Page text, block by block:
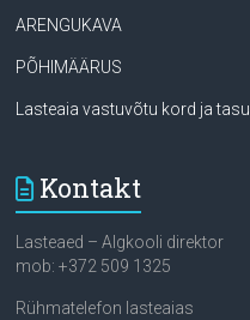
ARENGUKAVA
PÕHIMÄÄRUS
Lasteaia vastuvõtu kord ja tasu
Kontakt
Lasteaed – Algkooli direktor
mob: +372 509 1325
Rühmatelefon lasteaias